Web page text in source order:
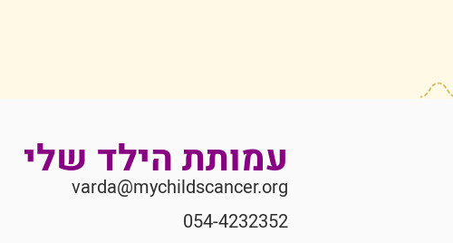
עמותת הילד שלי
varda@mychildscancer.org
054-4232352